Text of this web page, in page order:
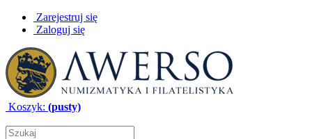
Zarejestruj się
Zaloguj się
Koszyk: (pusty)